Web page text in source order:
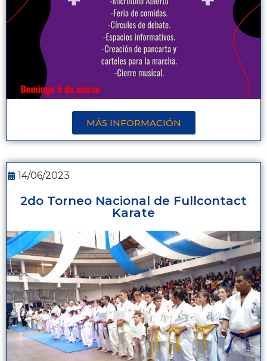
MÁS INFORMACIÓN
14/06/2023
2do Torneo Nacional de Fullcontact
Karate